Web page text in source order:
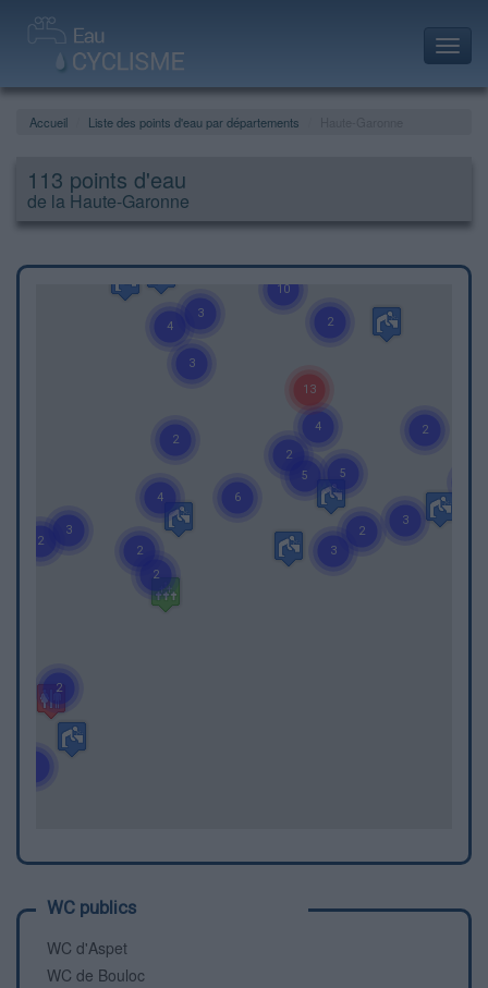
Accueil Liste des points d'eau par départements
113 points d'eau
de la Haute-Garonne
WC publics
WC d'Aspet
WC de Bouloc